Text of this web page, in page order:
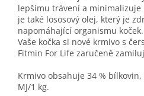
lepšímu trávení a minimalizuje
je také lososový olej, který je
napomáhající organismu koček.
Vaše kočka si nové krmivo s
Fitmin For Life zaručeně
Krmivo obsahuje 34 %
MJ/1 kg.